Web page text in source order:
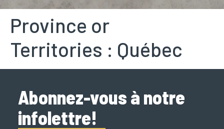
Province or
Territories : Québec
Abonnez-vous à notre
infolettre!